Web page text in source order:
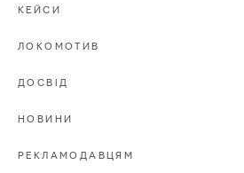
КЕЙСИ
ЛОКОМОТИВ
ДОСВІД
НОВИНИ
РЕКЛАМОДАВЦЯМ